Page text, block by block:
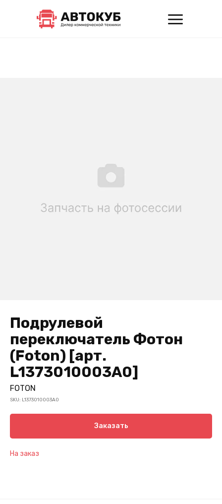
Подрулевой
переключатель Фотон
(Foton) [арт.
L1373010003A0]
FOTON
SKU: L1373010003A0
Заказать
На заказ